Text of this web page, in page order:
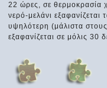
22 ώρες, σε
νερό-μελάνι εξαφανίζεται
υψηλότερη (μάλιστα
εξαφανίζεται σε μόλις 30